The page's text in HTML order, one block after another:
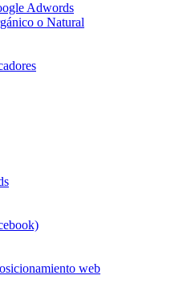
Adwords
o Natural
web